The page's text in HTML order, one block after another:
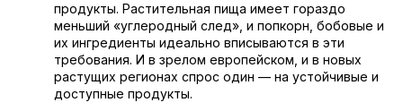
продукты. Растительная пища имеет гораздо
меньший «углеродный след», и попкорн, бобовые и
их ингредиенты идеально вписываются в эти
требования. И в зрелом европейском, и в новых
растущих регионах спрос один — на устойчивые и
доступные продукты.